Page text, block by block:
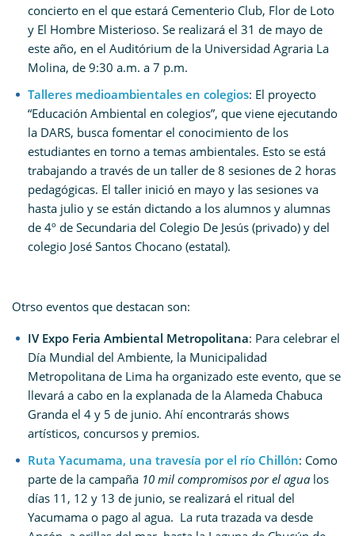
concierto en el que estará Cementerio Club, Flor de Loto
y El Hombre Misterioso. Se realizará el 31 de mayo de
este año, en el Auditórium de la Universidad Agraria La
Molina, de 9:30 a.m. a 7 p.m.
Talleres medioambientales en colegios: El proyecto
“Educación Ambiental en colegios”, que viene ejecutando
la DARS, busca fomentar el conocimiento de los
estudiantes en torno a temas ambientales. Esto se está
trabajando a través de un taller de 8 sesiones de 2 horas
pedagógicas. El taller inició en mayo y las sesiones va
hasta julio y se están dictando a los alumnos y alumnas
de 4º de Secundaria del Colegio De Jesús (privado) y del
colegio José Santos Chocano (estatal).
Otrso eventos que destacan son:
IV Expo Feria Ambiental Metropolitana: Para celebrar el
Día Mundial del Ambiente, la Municipalidad
Metropolitana de Lima ha organizado este evento, que se
llevará a cabo en la explanada de la Alameda Chabuca
Granda el 4 y 5 de junio. Ahí encontrarás shows
artísticos, concursos y premios.
Ruta Yacumama, una travesía por el río Chillón: Como
parte de la campaña 10 mil compromisos por el agua los
días 11, 12 y 13 de junio, se realizará el ritual del
Yacumama o pago al agua. La ruta trazada va desde